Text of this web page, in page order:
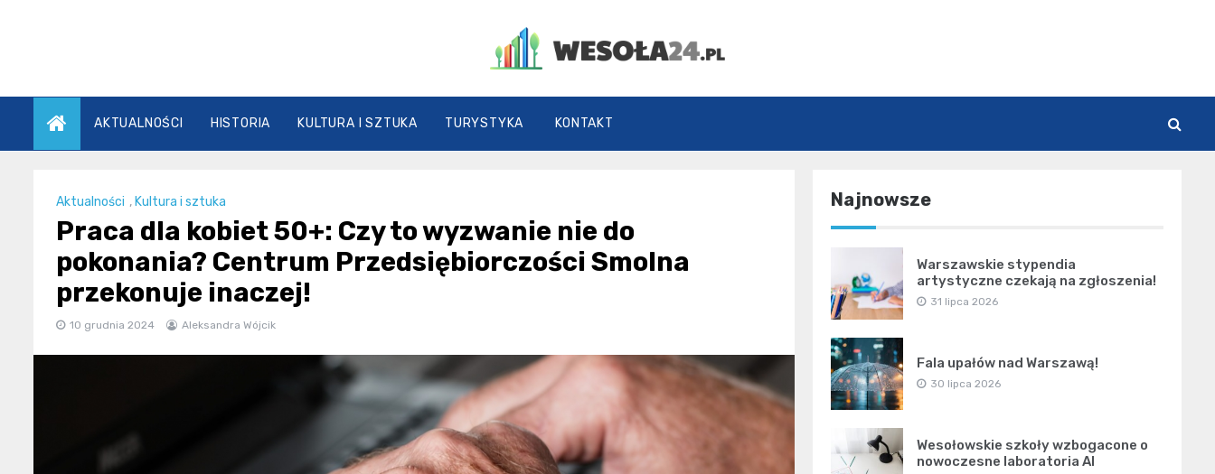
Wesoła24.pl
AKTUALNOŚCI HISTORIA KULTURA I SZTUKA TURYSTYKA KONTAKT
Aktualności , Kultura i sztuka
Praca dla kobiet 50+: Czy to wyzwanie nie do
pokonania? Centrum Przedsiębiorczości Smolna
przekonuje inaczej!
10 grudnia 2024 Aleksandra Wójcik
Najnowsze
Warszawskie stypendia
artystyczne czekają na zgłoszenia!
31 lipca 2026
Fala upałów nad Warszawą!
30 lipca 2026
Wesołowskie szkoły wzbogacone o
nowoczesne laboratoria AI